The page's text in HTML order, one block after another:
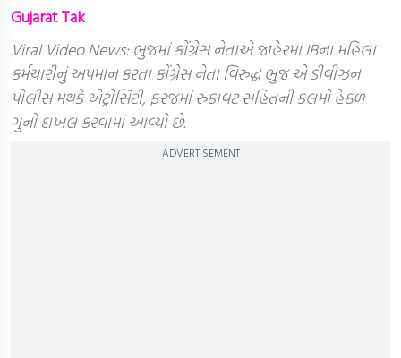
Gujarat Tak
Viral Video News: ભુજમાં કોંગ્રેસ નેતાએ જાહેરમાં IBના મહિલા
કર્મચારીનું અપમાન કરતા કોંગ્રેસ નેતા વિરુદ્ધ ભુજ એ ડીવીઝન
પોલીસ મથકે એટ્રોસિટી, ફરજમાં રુકાવટ સહિતની કલમો હેઠળ
ગુનો દાખલ કરવામાં આવ્યો છે.
ADVERTISEMENT